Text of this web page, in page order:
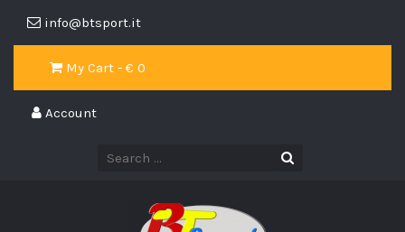
info@btsport.it
My Cart - € 0
Account